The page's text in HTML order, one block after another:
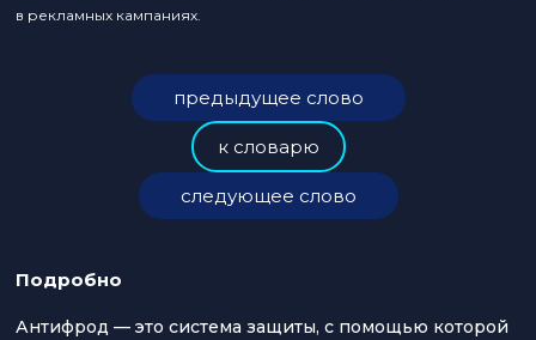
в рекламных кампаниях.
предыдущее слово
к словарю
следующее слово
Подробно
Антифрод — это система защиты, с помощью которой